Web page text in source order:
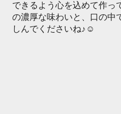
できるよう心を込めて作っ
の濃厚な味わいと、口の中
しんでくださいね♪☺️